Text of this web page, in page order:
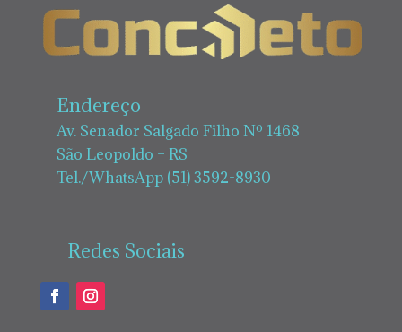
Endereço
Av. Senador Salgado Filho Nº 1468
São Leopoldo – RS
Tel./WhatsApp (51) 3592-8930
Redes Sociais